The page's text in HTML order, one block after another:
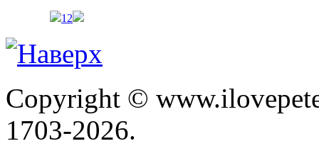
1 2
Copyright ©
1703-2026.